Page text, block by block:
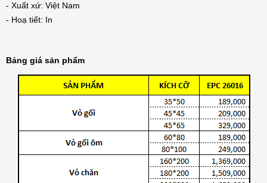
- Xuất xứ: Việt Nam
- Hoạ tiết: In
Bảng giá sản phẩm